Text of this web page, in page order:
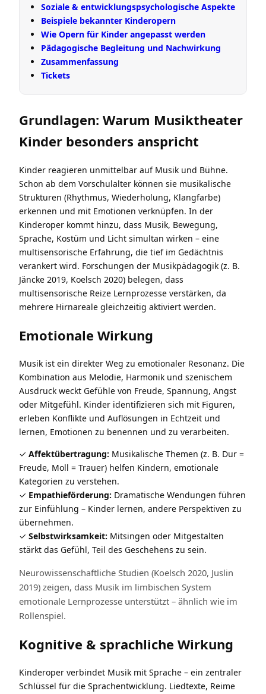
Soziale & entwicklungspsychologische Aspekte
Beispiele bekannter Kinderopern
Wie Opern für Kinder angepasst werden
Pädagogische Begleitung und Nachwirkung
Zusammenfassung
Tickets
Grundlagen: Warum Musiktheater
Kinder besonders anspricht
Kinder reagieren unmittelbar auf Musik und Bühne.
Schon ab dem Vorschulalter können sie musikalische
Strukturen (Rhythmus, Wiederholung, Klangfarbe)
erkennen und mit Emotionen verknüpfen. In der
Kinderoper kommt hinzu, dass Musik, Bewegung,
Sprache, Kostüm und Licht simultan wirken – eine
multisensorische Erfahrung, die tief im Gedächtnis
verankert wird. Forschungen der Musikpädagogik (z. B.
Jäncke 2019, Koelsch 2020) belegen, dass
multisensorische Reize Lernprozesse verstärken, da
mehrere Hirnareale gleichzeitig aktiviert werden.
Emotionale Wirkung
Musik ist ein direkter Weg zu emotionaler Resonanz. Die
Kombination aus Melodie, Harmonik und szenischem
Ausdruck weckt Gefühle von Freude, Spannung, Angst
oder Mitgefühl. Kinder identifizieren sich mit Figuren,
erleben Konflikte und Auflösungen in Echtzeit und
lernen, Emotionen zu benennen und zu verarbeiten.
Affektübertragung: Musikalische Themen (z. B. Dur =
Freude, Moll = Trauer) helfen Kindern, emotionale
Kategorien zu verstehen.
Empathieförderung: Dramatische Wendungen führen
zur Einfühlung – Kinder lernen, andere Perspektiven zu
übernehmen.
Selbstwirksamkeit: Mitsingen oder Mitgestalten
stärkt das Gefühl, Teil des Geschehens zu sein.
Neurowissenschaftliche Studien (Koelsch 2020, Juslin
2019) zeigen, dass Musik im limbischen System
emotionale Lernprozesse unterstützt – ähnlich wie im
Rollenspiel.
Kognitive & sprachliche Wirkung
Kinderoper verbindet Musik mit Sprache – ein zentraler
Schlüssel für die Sprachentwicklung. Liedtexte, Reime